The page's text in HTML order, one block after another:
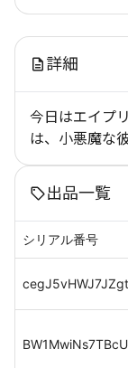
詳細
今日はエイプ
は、小悪魔な
出品一覧
シリアル番号